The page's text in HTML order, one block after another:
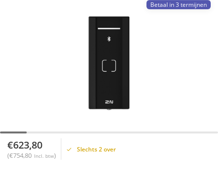
Betaal in 3 termijnen
€623,80
(€754,80 Incl. btw)
Slechts 2 over